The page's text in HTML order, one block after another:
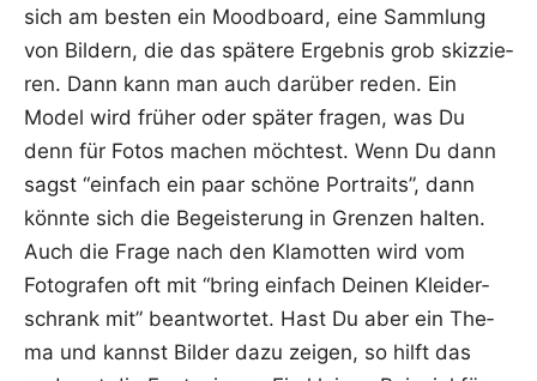
sich am bes­ten ein Mood­board, eine Samm­lung
von Bil­dern, die das spä­te­re Ergeb­nis grob skiz­zie­
ren. Dann kann man auch dar­über reden. Ein
Model wird frü­her oder spä­ter fra­gen, was Du
denn für Fotos machen möch­test. Wenn Du dann
sagst “ein­fach ein paar schö­ne Por­traits”, dann
könn­te sich die Begeis­te­rung in Gren­zen hal­ten.
Auch die Fra­ge nach den Kla­mot­ten wird vom
Foto­gra­fen oft mit “bring ein­fach Dei­nen Klei­der­
schrank mit” beant­wor­tet. Hast Du aber ein The­
ma und kannst Bil­der dazu zei­gen, so hilft das